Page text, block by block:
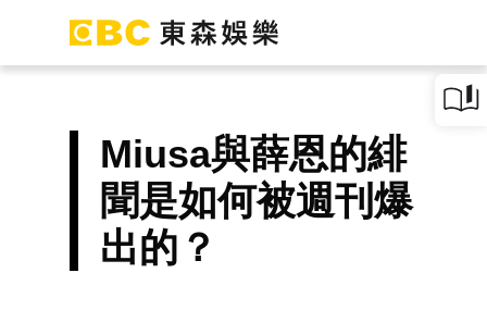
Miusa與薛恩的緋
聞是如何被週刊爆
出的？